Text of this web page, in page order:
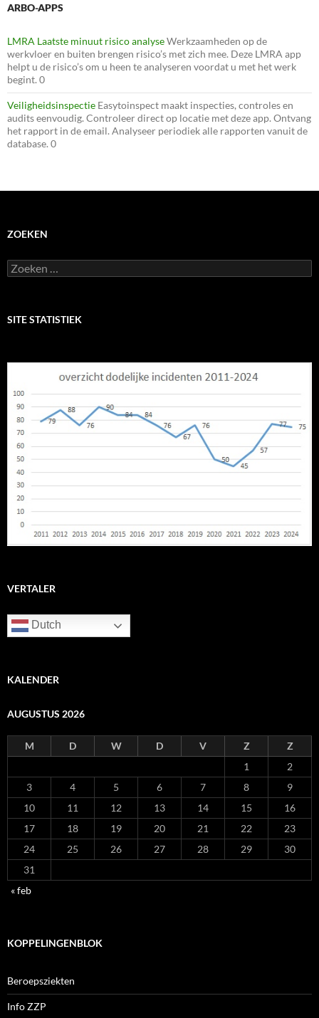
ARBO-APPS
LMRA Laatste minuut risico analyseWerkzaamheden op de
werkvloer en buiten brengen risico’s met zich mee. Deze LMRA app
helpt u de risico’s om u heen te analyseren voordat u met het werk
begint. 0
Veiligheidsinspectie Easytoinspect maakt inspecties, controles en
audits eenvoudig. Controleer direct op locatie met deze app. Ontvang
het rapport in de email. Analyseer periodiek alle rapporten vanuit de
database. 0
ZOEKEN
Zoeken
naar:
SITE STATISTIEK
VERTALER
Dutch
KALENDER
AUGUSTUS 2026
M D W D V Z
Z
1
2
3
4 5 6 7 8
9
10
11 12 13 14 15
16
17
18 19 20 21 22
23
24
25 26 27 28 29
30
31
« feb
KOPPELINGENBLOK
Beroepsziekten
Info ZZP